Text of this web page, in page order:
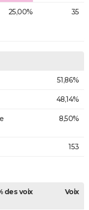
25,00% 35
51,86%
48,14%
8,50%
153
des voix Voix